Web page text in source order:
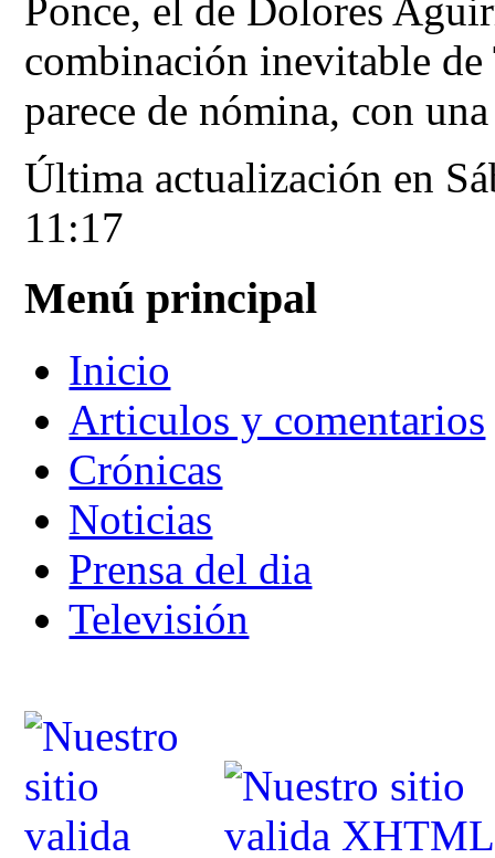
Ponce, el de Dolores
combinación inevitable de
parece de nómina, con
Última actualización en
11:17
Menú principal
Inicio
Articulos y comentarios
Crónicas
Noticias
Prensa del dia
Televisión